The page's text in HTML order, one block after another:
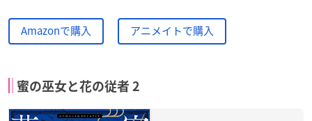
Amazonで購入 アニメイトで購入
蜜の巫女と花の従者 2